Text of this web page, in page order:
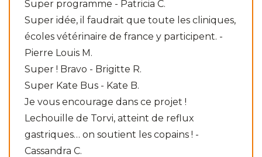
Super programme - Patricia C.
Super idée, il faudrait que toute les cliniques,
écoles vétérinaire de france y participent. -
Pierre Louis M.
Super ! Bravo - Brigitte R.
Super Kate Bus - Kate B.
Je vous encourage dans ce projet !
Lechouille de Torvi, atteint de reflux
gastriques… on soutient les copains ! -
Cassandra C.